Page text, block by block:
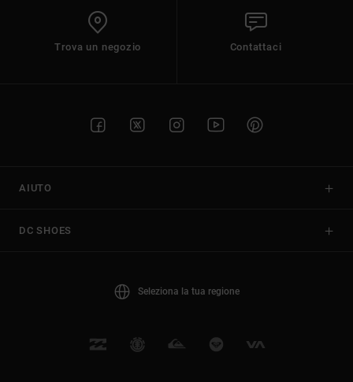
Trova un negozio Contattaci
AIUTO
DC SHOES
Seleziona la tua regione